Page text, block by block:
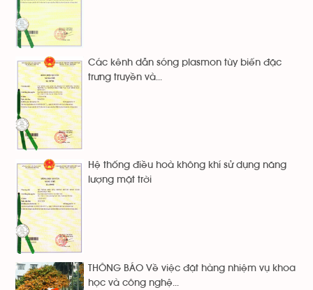
Các kênh dẫn sóng plasmon tùy biến đặc
trưng truyền và...
Hệ thống điều hoà không khí sử dụng năng
lượng mặt trời
THÔNG BÁO Về việc đặt hàng nhiệm vụ khoa
học và công nghệ...